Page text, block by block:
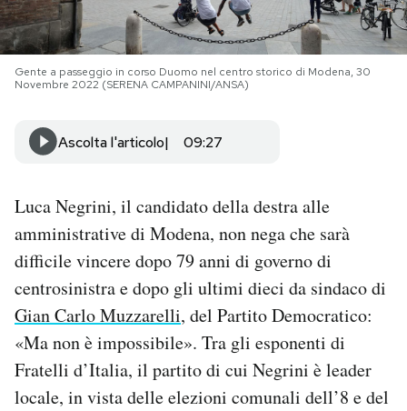
SHOP
CALENDARIO
AREA PERSONALE
Newsletter
Notifiche mobile
Regala il Post
Hai bisogno di aiuto?
Esci
Gente a passeggio in corso Duomo nel centro storico di Modena, 30
Novembre 2022 (SERENA CAMPANINI/ANSA)
Ascolta l'articolo 09:27
Luca Negrini, il candidato della destra alle
amministrative di Modena, non nega che sarà
difficile vincere dopo 79 anni di governo di
centrosinistra e dopo gli ultimi dieci da sindaco di
Gian Carlo Muzzarelli, del Partito Democratico:
«Ma non è impossibile». Tra gli esponenti di
Fratelli d’Italia, il partito di cui Negrini è leader
locale, in vista delle elezioni comunali dell’8 e del